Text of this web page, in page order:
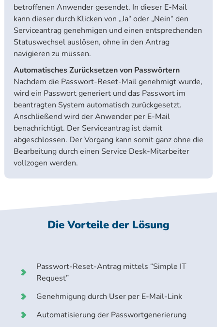
betroffenen Anwender gesendet. In dieser E-Mail
kann dieser durch Klicken von „Ja“ oder „Nein“ den
Serviceantrag genehmigen und einen entsprechenden
Statuswechsel auslösen, ohne in den Antrag
navigieren zu müssen.
Automatisches Zurücksetzen von Passwörtern
Nachdem die Passwort-Reset-Mail genehmigt wurde,
wird ein Passwort generiert und das Passwort im
beantragten System automatisch zurückgesetzt.
Anschließend wird der Anwender per E-Mail
benachrichtigt. Der Serviceantrag ist damit
abgeschlossen. Der Vorgang kann somit ganz ohne die
Bearbeitung durch einen Service Desk-Mitarbeiter
vollzogen werden.
Die Vorteile der Lösung
Passwort-Reset-Antrag mittels “Simple IT
Request”
Genehmigung durch User per E-Mail-Link
Automatisierung der Passwortgenerierung